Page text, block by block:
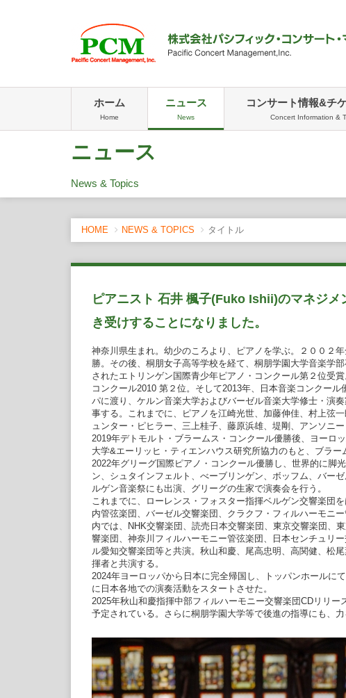
ホーム
Home
ニュース
News
コンサート情報&チ
Concert Information &
ニュース
News & Topics
HOME NEWS & TOPICS タイトル
ピアニスト 石井 楓子(Fuko Ishii)のマネジメ
き受けすることになりました。
神奈川県生まれ。幼少のころより、ピアノを学ぶ。２００２
勝。その後、桐朋女子高等学校を経て、桐朋学園大学音楽学
されたエトリンゲン国際青少年ピアノ・コンクール第２位受
コンクール2010 第２位。そして2013年、日本音楽コンクー
パに渡り、ケルン音楽大学およびバーゼル音楽大学修士・演
事する。これまでに、ピアノを江崎光世、加藤伸佳、村上弦
ュンター・ピヒラー、三上桂子、藤原浜雄、堤剛、アンソニー
2019年デトモルト・ブラームス・コンクール優勝後、ヨーロ
大学&エーリッヒ・ティエンハウス研究所協力のもと、ブラー
2022年グリーグ国際ピアノ・コンクール優勝し、世界的に脚
ン、シュタインフェルト、べーブリンゲン、ボッフム、バー
ルゲン音楽祭にも出演、グリーグの生家で演奏会を行う。
これまでに、ローレンス・フォスター指揮ベルゲン交響楽団
内管弦楽団、バーゼル交響楽団、クラクフ・フィルハーモニ
内では、NHK交響楽団、読売日本交響楽団、東京交響楽団、
響楽団、神奈川フィルハーモニー管弦楽団、日本センチュリ
ル愛知交響楽団等と共演。秋山和慶、尾高忠明、高関健、松
揮者と共演する。
2024年ヨーロッパから日本に完全帰国し、トッパンホールに
に日本各地での演奏活動をスタートさせた。
2025年秋山和慶指揮中部フィルハーモニー交響楽団CDリリ
予定されている。さらに桐朋学園大学等で後進の指導にも、力